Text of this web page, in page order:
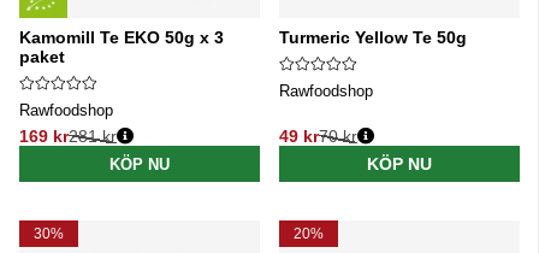
Kamomill Te EKO 50g x 3
paket
Rawfoodshop
169 kr
Ordinarie pris:
281 kr
KÖP NU
Turmeric Yellow Te 50g
Rawfoodshop
49 kr
Ordinarie pris:
70 kr
KÖP NU
30% 20%